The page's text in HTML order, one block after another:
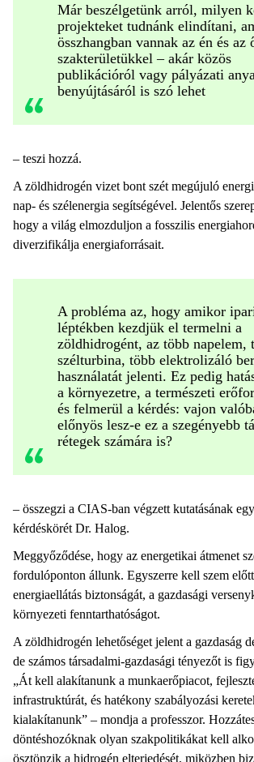
Már beszélgetünk arról, milyen
projekteket tudnánk elindítani,
összhangban vannak az én és az
szakterületükkel – akár közös
publikációról vagy pályázati
benyújtásáról is szó lehet
– teszi hozzá.
A zöldhidrogén vizet bont szét megújuló
nap- és szélenergia segítségével. Jelentős
hogy a világ elmozduljon a fosszilis
diverzifikálja energiaforrásait.
A probléma az, hogy amikor
léptékben kezdjük el termelni a
zöldhidrogént, az több napelem,
szélturbina, több elektrolizáló
használatát jelenti. Ez pedig
a környezetre, a természeti
és felmerül a kérdés: vajon
előnyös lesz-e ez a szegényebb
rétegek számára is?
– összegzi a CIAS-ban végzett kutatásának
kérdéskörét Dr. Halog.
Meggyőződése, hogy az energetikai átmenet
fordulóponton állunk. Egyszerre kell szem
energiaellátás biztonságát, a gazdasági
környezeti fenntarthatóságot.
A zöldhidrogén lehetőséget jelent a gazdaság
de számos társadalmi-gazdasági tényezőt is
„Át kell alakítanunk a munkaerőpiacot,
infrastruktúrát, és hatékony szabályozási
kialakítanunk” – mondja a professzor.
döntéshozóknak olyan szakpolitikákat kell
ösztönzik a hidrogén elterjedését, miközben